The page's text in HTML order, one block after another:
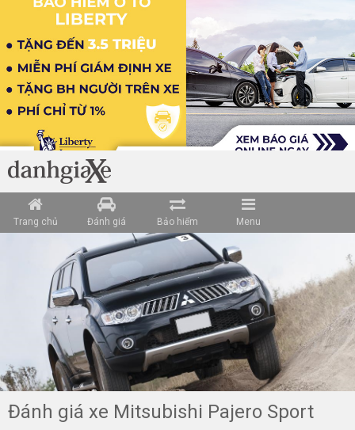
Trang chủ Đánh giá Bảo hiểm Menu
Đánh giá xe Mitsubishi Pajero Sport
Loading data ...